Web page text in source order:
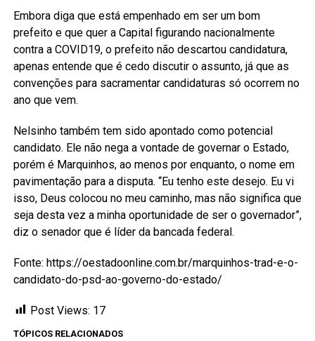
Embora diga que está empenhado em ser um bom
prefeito e que quer a Capital figurando nacionalmente
contra a COVID19, o prefeito não descartou candidatura,
apenas entende que é cedo discutir o assunto, já que as
convenções para sacramentar candidaturas só ocorrem no
ano que vem.
Nelsinho também tem sido apontado como potencial
candidato. Ele não nega a vontade de governar o Estado,
porém é Marquinhos, ao menos por enquanto, o nome em
pavimentação para a disputa. “Eu tenho este desejo. Eu vi
isso, Deus colocou no meu caminho, mas não significa que
seja desta vez a minha oportunidade de ser o governador”,
diz o senador que é líder da bancada federal.
Fonte: https://oestadoonline.com.br/marquinhos-trad-e-o-
candidato-do-psd-ao-governo-do-estado/
Post Views: 17
TÓPICOS RELACIONADOS